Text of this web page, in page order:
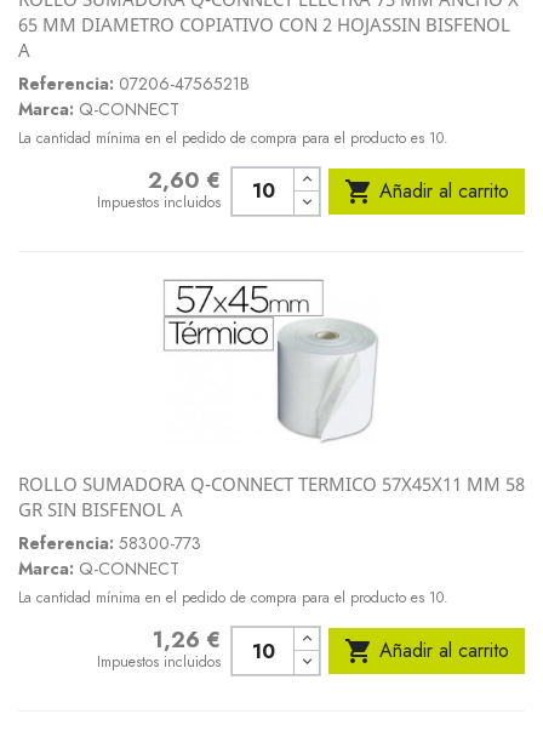
65 MM DIAMETRO COPIATIVO CON 2 HOJASSIN BISFENOL
A
Referencia: 07206-4756521B
Marca: Q-CONNECT
La cantidad mínima en el pedido de compra para el producto es 10.
2,60 €
Impuestos incluidos  Añadir al carrito
ROLLO SUMADORA Q-CONNECT TERMICO 57X45X11 MM 58
GR SIN BISFENOL A
Referencia: 58300-773
Marca: Q-CONNECT
La cantidad mínima en el pedido de compra para el producto es 10.
1,26 €
Impuestos incluidos  Añadir al carrito